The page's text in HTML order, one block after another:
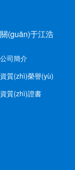
關(guān)于江浩
公司簡介
資質(zhì)榮譽(yù)
資質(zhì)證書